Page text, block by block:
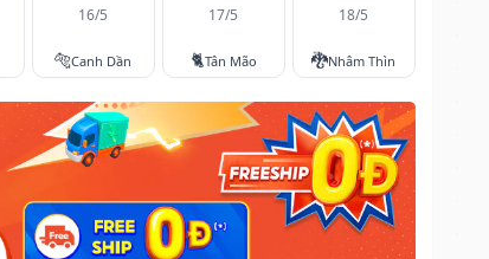
16/5
🐅Canh Dần
17/5
🐈Tân Mão
18/5
🐉Nhâm Thìn